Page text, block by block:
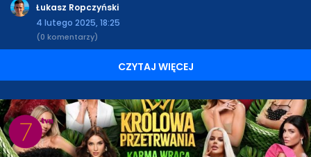
Łukasz Ropczyński
4 lutego 2025, 18:25
(0 komentarzy)
CZYTAJ WIĘCEJ